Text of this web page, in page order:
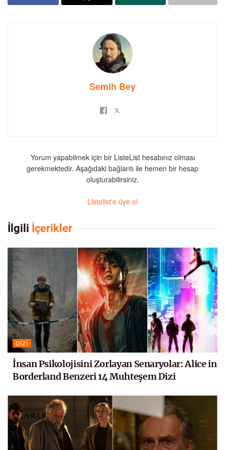
Semih Bey
Yorum yapabilmek için bir ListeList hesabınız olması
gerekmektedir. Aşağıdaki bağlantı ile hemen bir hesap
oluşturabilirsiniz.
Listelist'e üye ol
İlgili İçerikler
DIZI
İnsan Psikolojisini Zorlayan Senaryolar: Alice in
Borderland Benzeri 14 Muhteşem Dizi